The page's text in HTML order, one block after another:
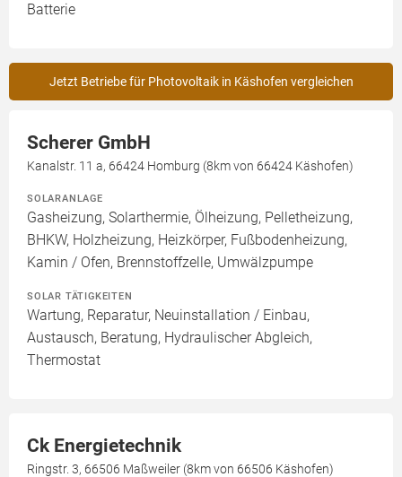
Batterie
Jetzt Betriebe für Photovoltaik in Käshofen vergleichen
Scherer GmbH
Kanalstr. 11 a, 66424 Homburg (8km von 66424 Käshofen)
SOLARANLAGE
Gasheizung, Solarthermie, Ölheizung, Pelletheizung,
BHKW, Holzheizung, Heizkörper, Fußbodenheizung,
Kamin / Ofen, Brennstoffzelle, Umwälzpumpe
SOLAR TÄTIGKEITEN
Wartung, Reparatur, Neuinstallation / Einbau,
Austausch, Beratung, Hydraulischer Abgleich,
Thermostat
Ck Energietechnik
Ringstr. 3, 66506 Maßweiler (8km von 66506 Käshofen)